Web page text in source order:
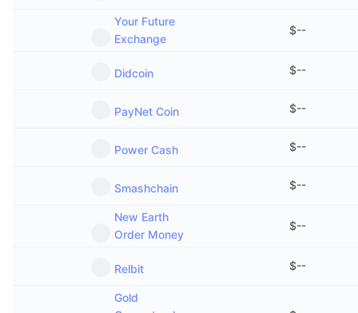
Your Future
Exchange
$--
Didcoin $--
PayNet Coin $--
Power Cash $--
Smashchain $--
New Earth
Order Money
$--
Relbit $--
Gold